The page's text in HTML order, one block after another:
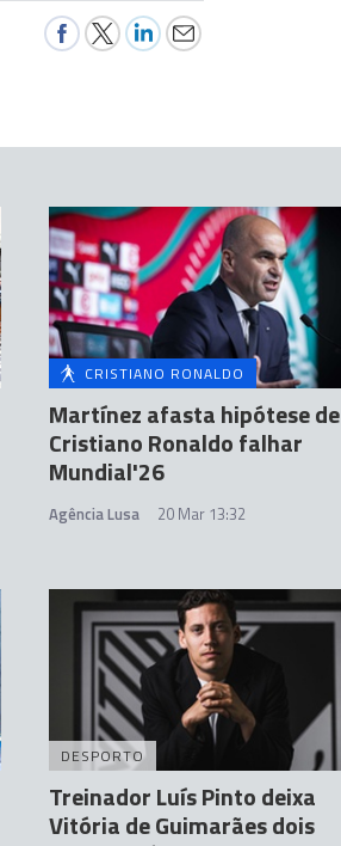
CRISTIANO RONALDO
Martínez afasta hipótese de
Cristiano Ronaldo falhar
Mundial'26
Agência Lusa 20 Mar 13:32
DESPORTO
Treinador Luís Pinto deixa
Vitória de Guimarães dois